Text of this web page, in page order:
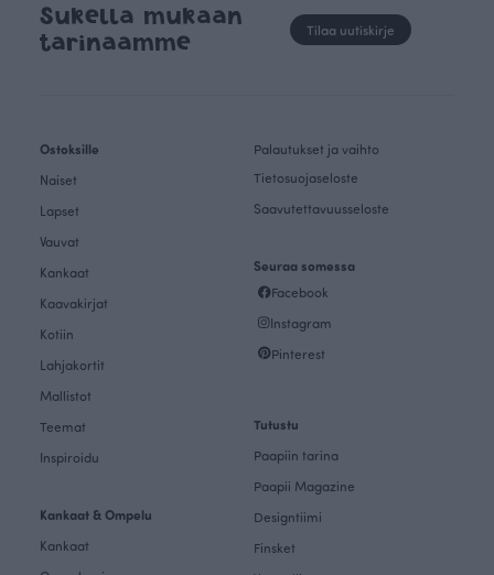
Sukella mukaan
tarinaamme
Tilaa uutiskirje
Ostoksille
Naiset
Lapset
Vauvat
Kankaat
Kaavakirjat
Kotiin
Lahjakortit
Mallistot
Teemat
Inspiroidu
Kankaat & Ompelu
Kankaat
Palautukset ja vaihto
Tietosuojaseloste
Saavutettavuusseloste
Seuraa somessa
Facebook
Instagram
Pinterest
Tutustu
Paapiin tarina
Paapii Magazine
Designtiimi
Finsket